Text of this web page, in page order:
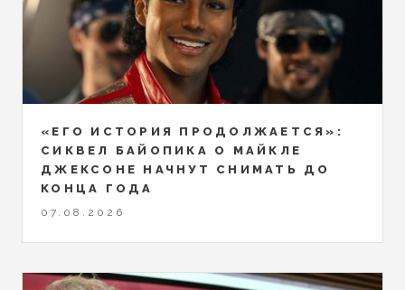
«ЕГО ИСТОРИЯ ПРОДОЛЖАЕТСЯ»:
СИКВЕЛ БАЙОПИКА О МАЙКЛЕ
ДЖЕКСОНЕ НАЧНУТ СНИМАТЬ ДО
КОНЦА ГОДА
07.08.2026